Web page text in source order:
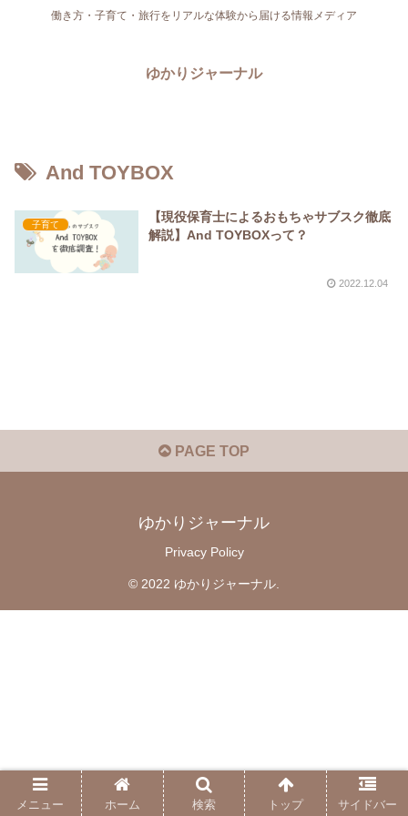
働き方・子育て・旅行をリアルな体験から届ける情報メディア
ゆかりジャーナル
And TOYBOX
子育て
【現役保育士によるおもちゃサブスク徹底
解説】And TOYBOXって？
2022.12.04
PAGE TOP
ゆかりジャーナル
Privacy Policy
© 2022 ゆかりジャーナル.
メニュー ホーム 検索 トップ サイドバー